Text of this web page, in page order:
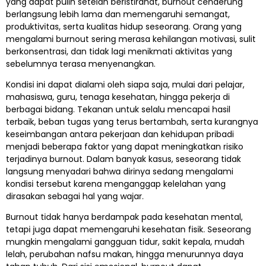
berlangsung lebih lama dan memengaruhi semangat,
produktivitas, serta kualitas hidup seseorang. Orang yang
mengalami burnout sering merasa kehilangan motivasi, sulit
berkonsentrasi, dan tidak lagi menikmati aktivitas yang
sebelumnya terasa menyenangkan.
Kondisi ini dapat dialami oleh siapa saja, mulai dari pelajar,
mahasiswa, guru, tenaga kesehatan, hingga pekerja di
berbagai bidang. Tekanan untuk selalu mencapai hasil
terbaik, beban tugas yang terus bertambah, serta kurangnya
keseimbangan antara pekerjaan dan kehidupan pribadi
menjadi beberapa faktor yang dapat meningkatkan risiko
terjadinya burnout. Dalam banyak kasus, seseorang tidak
langsung menyadari bahwa dirinya sedang mengalami
kondisi tersebut karena menganggap kelelahan yang
dirasakan sebagai hal yang wajar.
Burnout tidak hanya berdampak pada kesehatan mental,
tetapi juga dapat memengaruhi kesehatan fisik. Seseorang
mungkin mengalami gangguan tidur, sakit kepala, mudah
lelah, perubahan nafsu makan, hingga menurunnya daya